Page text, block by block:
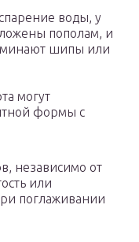
воды, у
пополам, и
шипы или
могут
формы с
независимо от
или
поглаживании